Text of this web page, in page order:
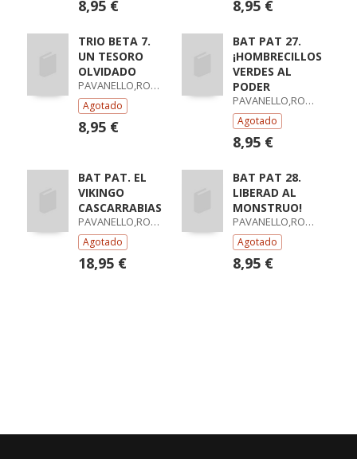
8,95 € 8,95 €
TRIO BETA 7.
UN TESORO
OLVIDADO
PAVANELLO,ROBERTO
Agotado
8,95 €
BAT PAT 27.
¡HOMBRECILLOS
VERDES AL
PODER
PAVANELLO,ROBERTO
Agotado
8,95 €
BAT PAT. EL
VIKINGO
CASCARRABIAS
PAVANELLO,ROBERTO
Agotado
18,95 €
BAT PAT 28.
LIBERAD AL
MONSTRUO!
PAVANELLO,ROBERTO
Agotado
8,95 €